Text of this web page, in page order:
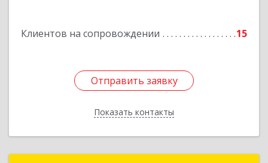
Клиентов на сопровождении 15
Отправить заявку
Показать контакты
Отправить заявку
Назад